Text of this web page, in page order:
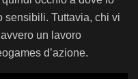
sensibili. Tuttavia, chi vi
un lavoro
d’azione.